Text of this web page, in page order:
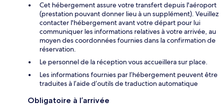
Cet hébergement assure votre transfert depuis l'aéroport
(prestation pouvant donner lieu à un supplément). Veuillez
contacter l'hébergement avant votre départ pour lui
communiquer les informations relatives à votre arrivée, au
moyen des coordonnées fournies dans la confirmation de
réservation.
Le personnel de la réception vous accueillera sur place.
Les informations fournies par l’hébergement peuvent être
traduites à l’aide d’outils de traduction automatique
Obligatoire à l’arrivée